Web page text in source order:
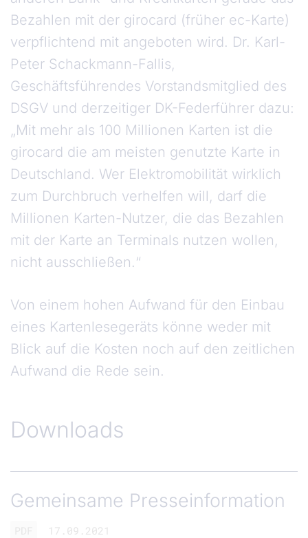
Bezahlen mit der girocard (früher ec-Karte)
verpflichtend mit angeboten wird. Dr. Karl-
Peter Schackmann-Fallis,
Geschäftsführendes Vorstandsmitglied des
DSGV und derzeitiger DK-Federführer dazu:
„Mit mehr als 100 Millionen Karten ist die
girocard die am meisten genutzte Karte in
Deutschland. Wer Elektromobilität wirklich
zum Durchbruch verhelfen will, darf die
Millionen Karten-Nutzer, die das Bezahlen
mit der Karte an Terminals nutzen wollen,
nicht ausschließen.“
Von einem hohen Aufwand für den Einbau
eines Kartenlesegeräts könne weder mit
Blick auf die Kosten noch auf den zeitlichen
Aufwand die Rede sein.
Downloads
Gemeinsame Presseinformation
17.09.2021